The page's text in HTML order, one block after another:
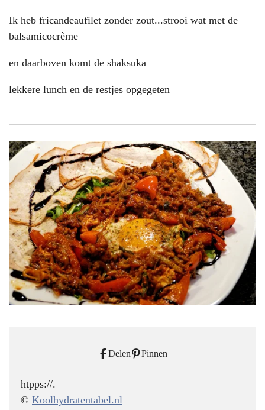
Ik heb fricandeaufilet zonder zout...strooi wat met de
balsamicocrème
en daarboven komt de shaksuka
lekkere lunch en de restjes opgegeten
Delen Pinnen
htpps://.
© Koolhydratentabel.nl